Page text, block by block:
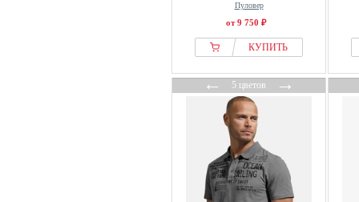
Пуловер
от 9 750 ₽
КУПИТЬ
←5 цветов→